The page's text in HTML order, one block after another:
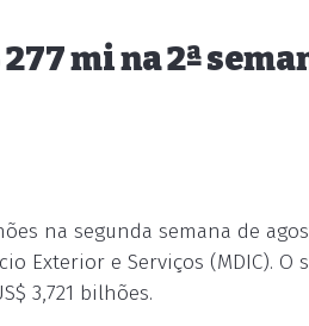
mi na 2ª
na segunda semana de
Exterior e Serviços (MDIC). O
3,721 bilhões.